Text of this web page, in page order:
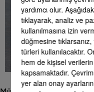
yardımcı olur.
tıklayarak, analiz ve
kullanılmasına izin
düğmesine
türleri kullanılacaktır.
hem de kişisel
kapsamaktadır.
yer alan onay